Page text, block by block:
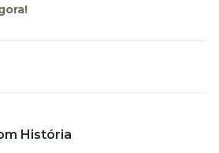
História